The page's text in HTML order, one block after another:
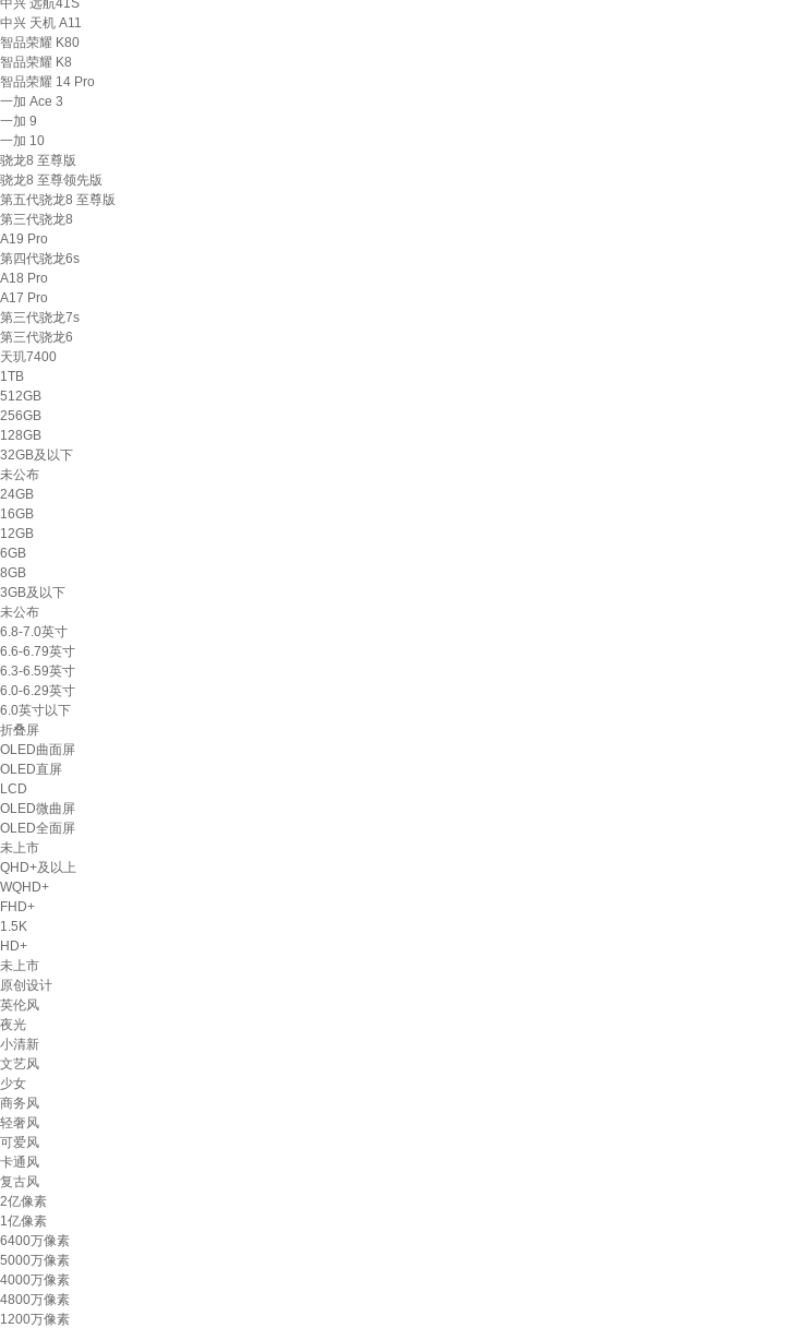
中兴 远航41S
中兴 天机 A11
智品荣耀 K80
智品荣耀 K8
智品荣耀 14 Pro
一加 Ace 3
一加 9
一加 10
骁龙8 至尊版
骁龙8 至尊领先版
第五代骁龙8 至尊版
第三代骁龙8
A19 Pro
第四代骁龙6s
A18 Pro
A17 Pro
第三代骁龙7s
第三代骁龙6
天玑7400
1TB
512GB
256GB
128GB
32GB及以下
未公布
24GB
16GB
12GB
6GB
8GB
3GB及以下
未公布
6.8-7.0英寸
6.6-6.79英寸
6.3-6.59英寸
6.0-6.29英寸
6.0英寸以下
折叠屏
OLED曲面屏
OLED直屏
LCD
OLED微曲屏
OLED全面屏
未上市
QHD+及以上
WQHD+
FHD+
1.5K
HD+
未上市
原创设计
英伦风
夜光
小清新
文艺风
少女
商务风
轻奢风
可爱风
卡通风
复古风
2亿像素
1亿像素
6400万像素
5000万像素
4000万像素
4800万像素
1200万像素